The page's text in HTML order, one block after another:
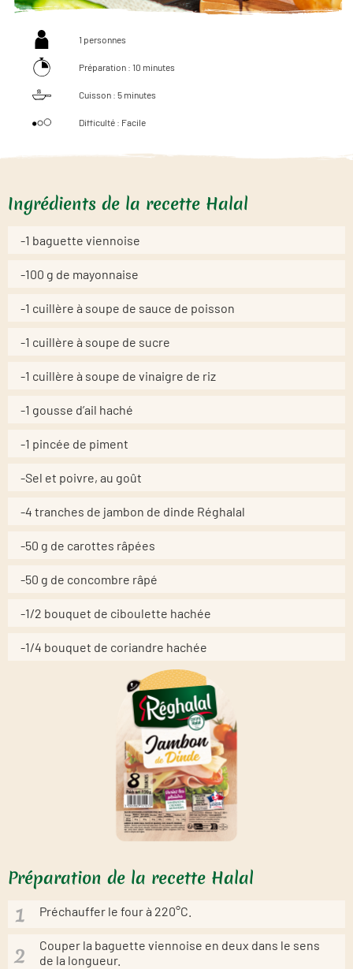
1 personnes
Préparation : 10 minutes
Cuisson : 5 minutes
Difficulté : Facile
Ingrédients de la recette Halal
-1 baguette viennoise
-100 g de mayonnaise
-1 cuillère à soupe de sauce de poisson
-1 cuillère à soupe de sucre
-1 cuillère à soupe de vinaigre de riz
-1 gousse d’ail haché
-1 pincée de piment
-Sel et poivre, au goût
-4 tranches de jambon de dinde Réghalal
-50 g de carottes râpées
-50 g de concombre râpé
-1/2 bouquet de ciboulette hachée
-1/4 bouquet de coriandre hachée
Préparation de la recette Halal
Préchauffer le four à 220°C.
Couper la baguette viennoise en deux dans le sens
de la longueur.